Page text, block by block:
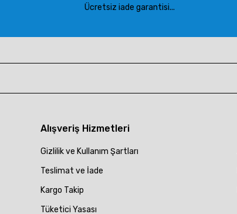
Ücretsiz iade garantisi...
Alışveriş Hizmetleri
Gizlilik ve Kullanım Şartları
Teslimat ve İade
Kargo Takip
Tüketici Yasası